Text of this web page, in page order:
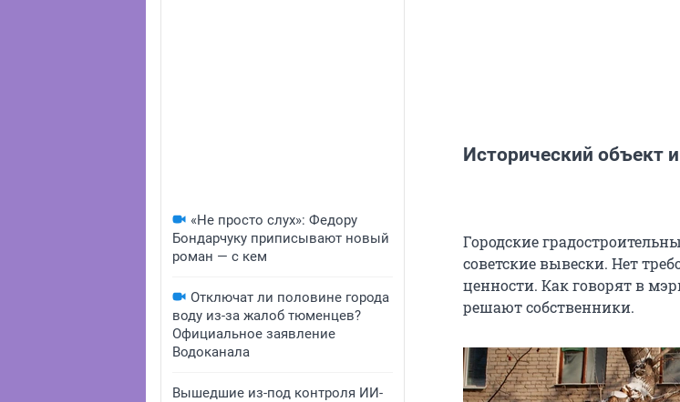
«Не просто слух»: Федору
Бондарчуку приписывают новый
роман — с кем
Отключат ли половине города
воду из-за жалоб тюменцев?
Официальное заявление
Водоканала
Вышедшие из-под контроля ИИ-
Исторический объект
Городские
советские вывески. Нет
ценности. Как говорят в
решают собственники.